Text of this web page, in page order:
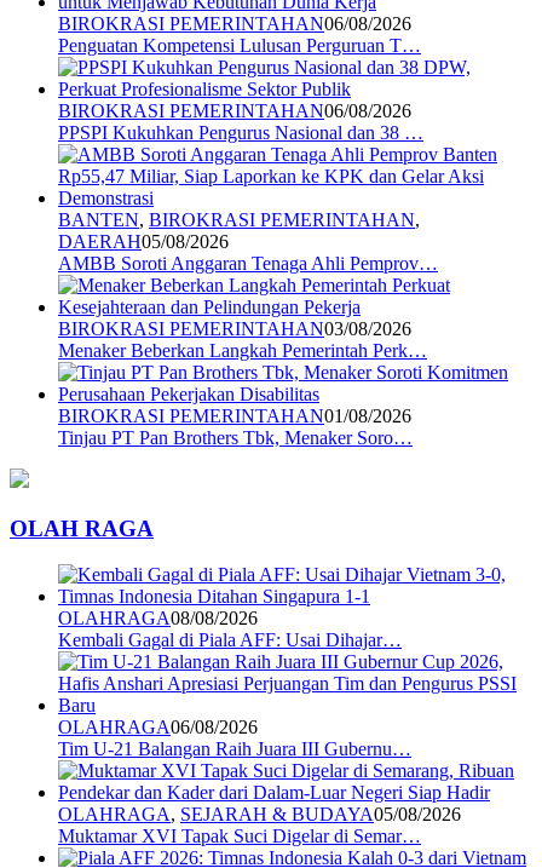
BIROKRASI PEMERINTAHAN06/08/2026
Penguatan Kompetensi Lulusan Perguruan T…
BIROKRASI PEMERINTAHAN06/08/2026
PPSPI Kukuhkan Pengurus Nasional dan 38 …
BANTEN, BIROKRASI PEMERINTAHAN,
DAERAH05/08/2026
AMBB Soroti Anggaran Tenaga Ahli Pemprov…
BIROKRASI PEMERINTAHAN03/08/2026
Menaker Beberkan Langkah Pemerintah Perk…
BIROKRASI PEMERINTAHAN01/08/2026
Tinjau PT Pan Brothers Tbk, Menaker Soro…
OLAH RAGA
OLAHRAGA08/08/2026
Kembali Gagal di Piala AFF: Usai Dihajar…
OLAHRAGA06/08/2026
Tim U-21 Balangan Raih Juara III Gubernu…
OLAHRAGA, SEJARAH & BUDAYA05/08/2026
Muktamar XVI Tapak Suci Digelar di Semar…